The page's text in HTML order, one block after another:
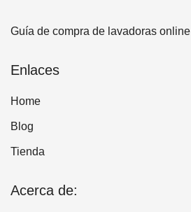
Guía de compra de lavadoras online
Enlaces
Home
Blog
Tienda
Acerca de: